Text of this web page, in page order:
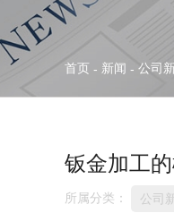
首页 - 新闻 - 公司
钣金加工
所属分类： 公司